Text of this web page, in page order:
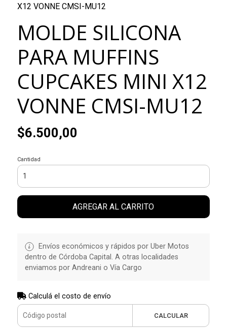
X12 VONNE CMSI-MU12
MOLDE SILICONA
PARA MUFFINS
CUPCAKES MINI X12
VONNE CMSI-MU12
$6.500,00
Cantidad
AGREGAR AL CARRITO
Envíos económicos y rápidos por Uber Motos
dentro de Córdoba Capital. A otras localidades
enviamos por Andreani o Vía Cargo
Calculá el costo de envío
CALCULAR